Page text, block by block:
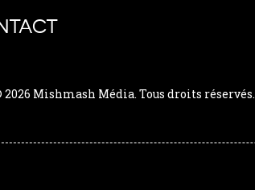
2026 Mishmash Média. Tous droits réservés.